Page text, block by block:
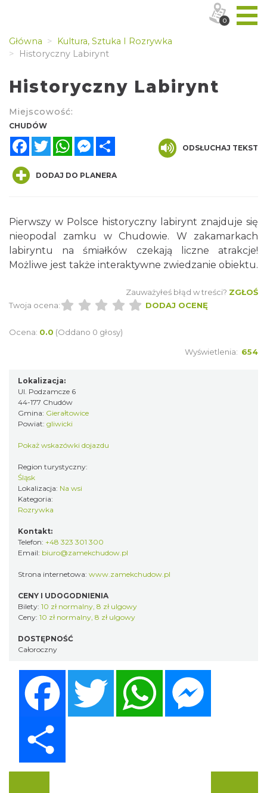
Główna
Kultura, Sztuka I Rozrywka
Historyczny Labirynt
Historyczny Labirynt
Miejscowość:
CHUDÓW
FacebookTwitterWhatsAppMessenger
ODSŁUCHAJ TEKST
DODAJ DO PLANERA
Pierwszy w Polsce historyczny labirynt znajduje się
nieopodal zamku w Chudowie. W zakamarkach
labiryntu na śmiałków czekają liczne atrakcje!
Możliwe jest także interaktywne zwiedzanie obiektu.
Zauważyłeś błąd w treści? ZGŁOŚ
Twoja ocena:
DODAJ OCENĘ
Ocena: 0.0 (Oddano 0 głosy)
Wyświetlenia: 654
Lokalizacja:
Ul. Podzamcze 6
44-177 Chudów
Gmina: Gierałtowice
Powiat: gliwicki
Pokaż wskazówki dojazdu
Region turystyczny:
Śląsk
Lokalizacja: Na wsi
Kategoria:
Rozrywka
Kontakt:
Telefon: +48 323 301 300
Email: biuro@zamekchudow.pl
Strona internetowa: www.zamekchudow.pl
CENY I UDOGODNIENIA
Bilety: 10 zł normalny, 8 zł ulgowy
Ceny: 10 zł normalny, 8 zł ulgowy
DOSTĘPNOŚĆ
Całoroczny
Twitter WhatsApp
0